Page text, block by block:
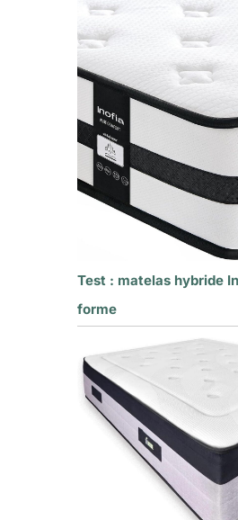
Test : matelas hybride
forme